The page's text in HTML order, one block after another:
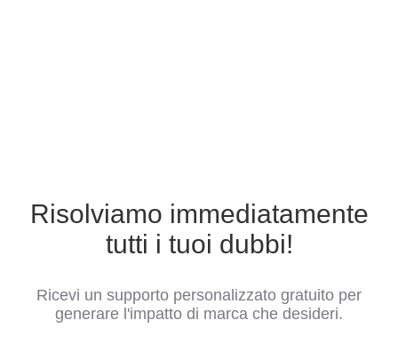
Risolviamo immediatamente
tutti i tuoi dubbi!
Ricevi un supporto personalizzato gratuito per
generare l'impatto di marca che desideri.